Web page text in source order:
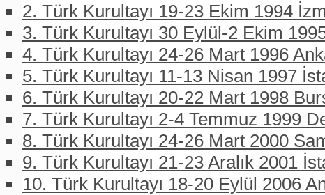
2. Türk Kurultayı 19-23 Ekim 1994
3. Türk Kurultayı 30 Eylül-2 Ekim
4. Türk Kurultayı 24-26 Mart 1996
5. Türk Kurultayı 11-13 Nisan 1997
6. Türk Kurultayı 20-22 Mart 1998
7. Türk Kurultayı 2-4 Temmuz 1999
8. Türk Kurultayı 24-26 Mart 2000
9. Türk Kurultayı 21-23 Aralık 2001
10. Türk Kurultayı 18-20 Eylül 2006